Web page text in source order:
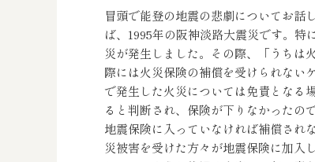
冒頭で能登の地震の悲劇についてお話
ば、1995年の阪神淡路大震災です。
災が発生しました。その際、「うちは
際には火災保険の補償を受けられない
で発生した火災については免責となる
ると判断され、保険が下りなかったの
地震保険に入っていなければ補償され
災被害を受けた方々が地震保険に加入